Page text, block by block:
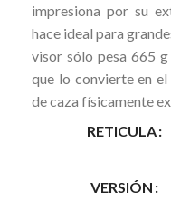
impresiona por su
hace ideal para
visor sólo pesa 665
que lo convierte en
de caza físicamente
RETICULA
VERSIÓN